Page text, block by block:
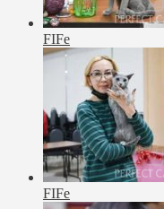
FIFe
FIFe